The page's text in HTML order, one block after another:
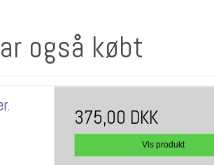
også købt
375,00 DKK
Vis produkt